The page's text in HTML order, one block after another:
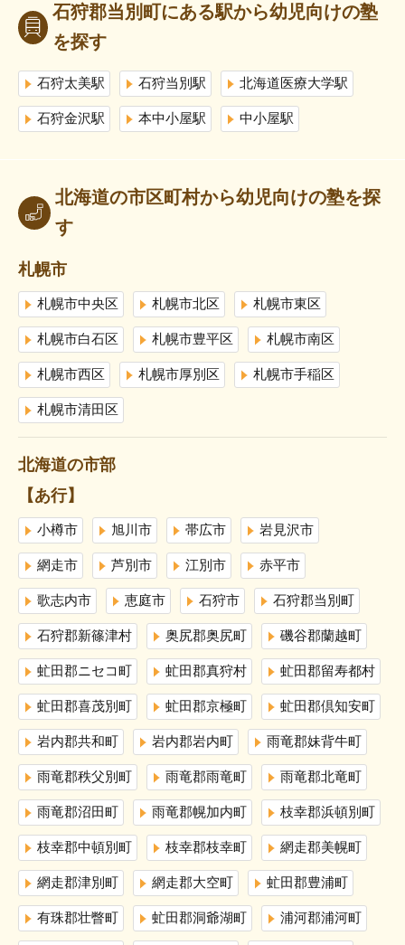
石狩郡当別町にある駅から幼児向けの塾
を探す
石狩太美駅 石狩当別駅 北海道医療大学駅
石狩金沢駅 本中小屋駅 中小屋駅
北海道の市区町村から幼児向けの塾を探
す
札幌市
札幌市中央区 札幌市北区 札幌市東区
札幌市白石区 札幌市豊平区 札幌市南区
札幌市西区 札幌市厚別区 札幌市手稲区
札幌市清田区
北海道の市部
【あ行】
小樽市 旭川市 帯広市 岩見沢市
網走市 芦別市 江別市 赤平市
歌志内市 恵庭市 石狩市 石狩郡当別町
石狩郡新篠津村 奥尻郡奥尻町 磯谷郡蘭越町
虻田郡ニセコ町 虻田郡真狩村 虻田郡留寿都村
虻田郡喜茂別町 虻田郡京極町 虻田郡倶知安町
岩内郡共和町 岩内郡岩内町 雨竜郡妹背牛町
雨竜郡秩父別町 雨竜郡雨竜町 雨竜郡北竜町
雨竜郡沼田町 雨竜郡幌加内町 枝幸郡浜頓別町
枝幸郡中頓別町 枝幸郡枝幸町 網走郡美幌町
網走郡津別町 網走郡大空町 虻田郡豊浦町
有珠郡壮瞥町 虻田郡洞爺湖町 浦河郡浦河町